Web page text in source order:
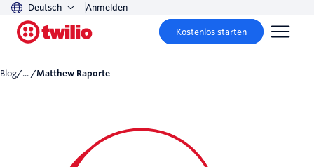
Deutsch Anmelden
Kostenlos starten
Blog/... / Matthew Raporte